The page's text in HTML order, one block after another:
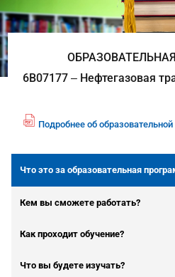
6В07177 ‒ Нефтегазовая
p
df
ic
o
Подробнее об
Что это за образовательная
Кем вы сможете работать?
Как проходит обучение?
Что вы будете изучать?